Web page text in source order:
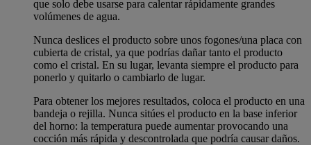
que solo debe usarse para calentar rápidamente grandes
volúmenes de agua.
Nunca deslices el producto sobre unos fogones/una placa con
cubierta de cristal, ya que podrías dañar tanto el producto
como el cristal. En su lugar, levanta siempre el producto para
ponerlo y quitarlo o cambiarlo de lugar.
Para obtener los mejores resultados, coloca el producto en una
bandeja o rejilla. Nunca sitúes el producto en la base inferior
del horno: la temperatura puede aumentar provocando una
cocción más rápida y descontrolada que podría causar daños.